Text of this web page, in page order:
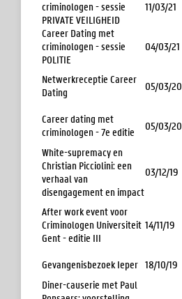
criminologen - sessie
PRIVATE VEILIGHEID
11/03/21
Career Dating met
criminologen - sessie
POLITIE
04/03/21
Netwerkreceptie Career
Dating
05/03/20
Career dating met
criminologen - 7e editie
05/03/20
White-supremacy en
Christian Picciolini: een
verhaal van
disengagement en impact
03/12/19
After work event voor
Criminologen Universiteit
Gent - editie III
14/11/19
Gevangenisbezoek Ieper 18/10/19
Diner-causerie met Paul